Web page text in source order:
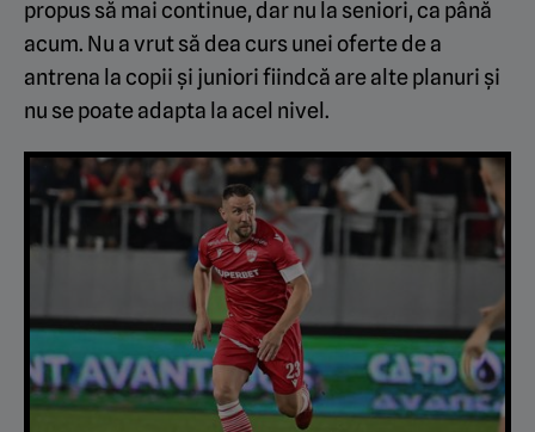
propus să mai continue, dar nu la seniori, ca până
acum. Nu a vrut să dea curs unei oferte de a
antrena la copii și juniori fiindcă are alte planuri și
nu se poate adapta la acel nivel.